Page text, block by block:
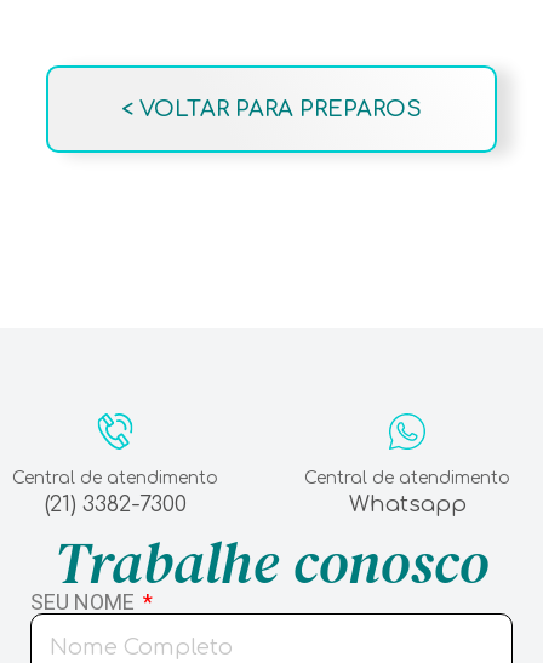
< VOLTAR PARA PREPAROS
Central de atendimento
(21) 3382-7300
Central de atendimento
Whatsapp
Trabalhe conosco
SEU NOME